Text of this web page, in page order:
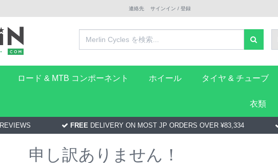
連絡先 サインイン / 登録
ロード & MTB コンポーネント ホイール タイヤ & チューブ
衣類
REVIEWS FREE DELIVERY ON MOST JP ORDERS OVER ¥83,334
申し訳ありません！